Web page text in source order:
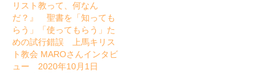
リスト教って、何なん
だ？』 聖書を「知っても
らう」「使ってもらう」た
めの試行錯誤 上馬キリス
ト教会 MAROさんインタビ
ュー 2020年10月1日